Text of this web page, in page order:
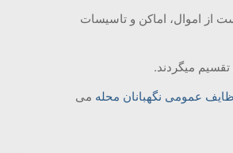
از اموال، اماکن و تاسیسات
عمومی نگهبانان محله می